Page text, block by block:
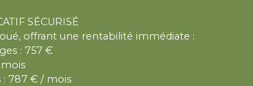
SÉCURISÉ
offrant une rentabilité immédiate :
: 757 €
mois
: 787 € / mois